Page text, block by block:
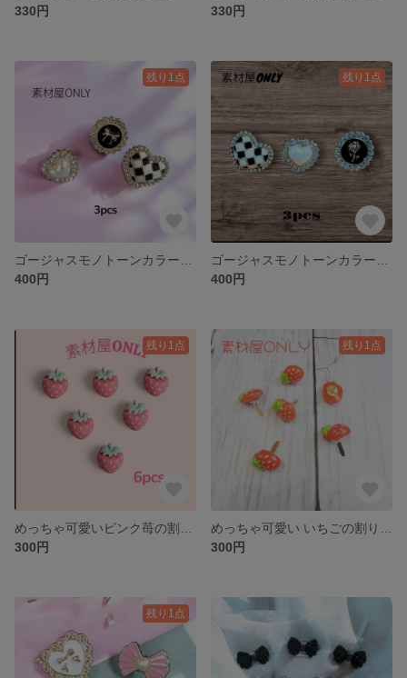
330円
330円
残り1点
400円
残り1点
400円
残り1点
300円
残り1点
300円
残り1点